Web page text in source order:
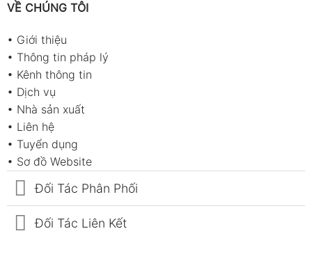
VỀ CHÚNG TÔI
• Giới thiệu
• Thông tin pháp lý
• Kênh thông tin
• Dịch vụ
• Nhà sản xuất
• Liên hệ
• Tuyển dụng
• Sơ đồ Website
Đối Tác Phân Phối
Đối Tác Liên Kết